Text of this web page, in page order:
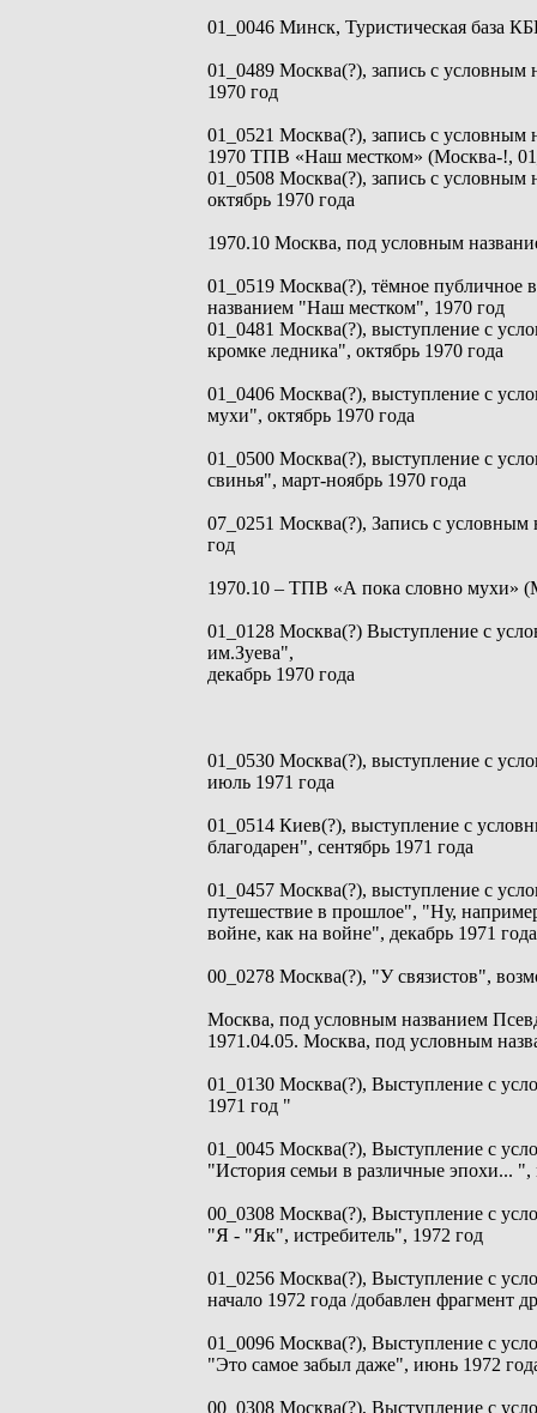
01_0046 Минск, Туристическая база
01_0489 Москва(?), запись с
1970 год
01_0521 Москва(?), запись с условным
1970 ТПВ «Наш местком» (Москва-!,
01_0508 Москва(?), запись с условным
октябрь 1970 года
1970.10 Москва, под условным
01_0519 Москва(?), тёмное публичное
названием "Наш местком", 1970 год
01_0481 Москва(?), выступление с
кромке ледника", октябрь 1970 года
01_0406 Москва(?), выступление с
мухи", октябрь 1970 года
01_0500 Москва(?), выступление с
свинья", март-ноябрь 1970 года
07_0251 Москва(?), Запись с условным
год
1970.10 – ТПВ «А пока словно мухи»
01_0128 Москва(?) Выступление с
им.Зуева",
декабрь 1970 года
01_0530 Москва(?), выступление с
июль 1971 года
01_0514 Киев(?), выступление с
благодарен", сентябрь 1971 года
01_0457 Москва(?), выступление с
путешествие в прошлое", "Ну,
войне, как на войне", декабрь 1971 года
00_0278 Москва(?), "У связистов",
Москва, под условным названием
1971.04.05. Москва, под условным
01_0130 Москва(?), Выступление с
1971 год "
01_0045 Москва(?), Выступление с
"История семьи в различные эпохи... ",
00_0308 Москва(?), Выступление с
"Я - "Як", истребитель", 1972 год
01_0256 Москва(?), Выступление с
начало 1972 года /добавлен фрагмент
01_0096 Москва(?), Выступление с
"Это самое забыл даже", июнь 1972
00_0308 Москва(?), Выступление с